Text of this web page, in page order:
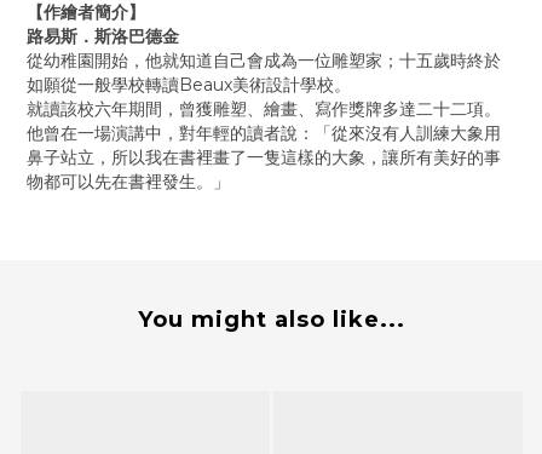
【作繪者簡介】
路易斯．斯洛巴德金
從幼稚園開始，他就知道自己會成為一位雕塑家；十五歲時終於
如願從一般學校轉讀Beaux美術設計學校。
就讀該校六年期間，曾獲雕塑、繪畫、寫作獎牌多達二十二項。
他曾在一場演講中，對年輕的讀者說：「從來沒有人訓練大象用
鼻子站立，所以我在書裡畫了一隻這樣的大象，讓所有美好的事
物都可以先在書裡發生。」
You might also like...